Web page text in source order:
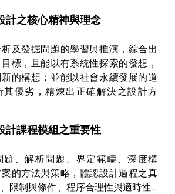
計之核心精神與理念
及發掘問題的學習與推演，綜合出
標，且能以有系統性探索的發想，
的構想；並能以社會永續發展的道
其優劣，精煉出正確解決之設計方
計課程模組之重要性
題、解析問題、界定範疇、深度構
的方法與策略，體認設計過程之真
限制與條件、程序合理性與適時性…